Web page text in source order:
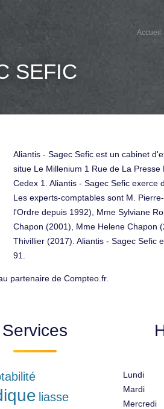
Accueil
SEFIC
Aliantis - Sagec Sefic est un cabinet
situe Le Millenium 1 Rue de La
Cedex 1. Aliantis - Sagec Sefic exerce
Les experts-comptables sont M.
l'Ordre depuis 1992), Mme Sylviane
Chapon (2001), Mme Helene Chapon
Thivillier (2017). Aliantis - Sagec Sefic
91.
partenaire de Compteo.fr.
Services
liasse
Lundi
Mardi
Mercredi